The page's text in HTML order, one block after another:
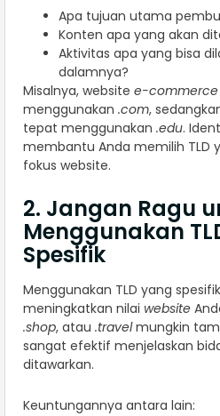
Apa tujuan utama
Konten apa yang akan
Aktivitas apa yang bisa
dalamnya?
Misalnya, website e-commerce
menggunakan .com,
tepat menggunakan .edu.
membantu Anda memilih TLD
fokus website.
2. Jangan Ragu
Menggunakan
Spesifik
Menggunakan TLD yang
meningkatkan nilai website
.shop, atau .travelmungkin
sangat efektif menjelaskan
ditawarkan.
Keuntungannya antara lain: